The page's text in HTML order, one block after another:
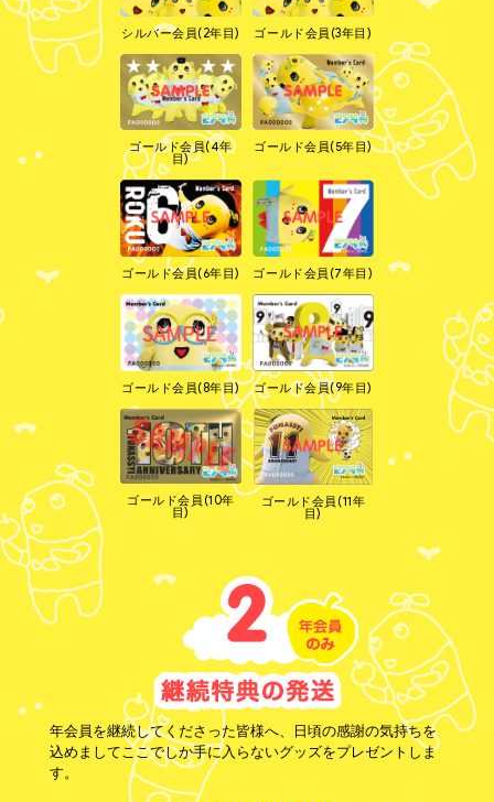
シルバー会員(2年目) ゴールド会員(3年目)
ゴールド会員(4年
目)
ゴールド会員(5年目)
ゴールド会員(6年目) ゴールド会員(7年目)
ゴールド会員(8年目) ゴールド会員(9年目)
ゴールド会員(10年
目)
ゴールド会員(11年
目)
年会員を継続してくださった皆様へ、日頃の感謝の気持ちを
込めましてここでしか手に入らないグッズをプレゼントしま
す。